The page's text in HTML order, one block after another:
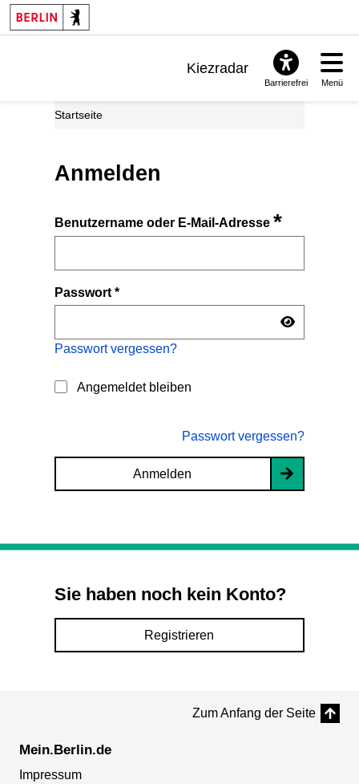
Kiezradar
Barrierefrei Menü
Startseite
Anmelden
Benutzername oder E-Mail-Adresse*
Passwort*
Passwort vergessen?
Angemeldet bleiben
Passwort vergessen?
Anmelden
Sie haben noch kein Konto?
Registrieren
Zum Anfang der Seite
Mein.Berlin.de
Impressum